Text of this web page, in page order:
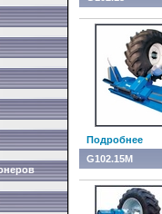
Подробнее
G102.15M